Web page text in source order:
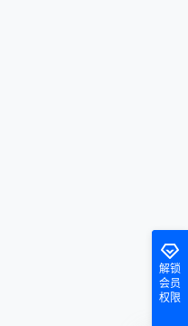
解锁
会员
权限